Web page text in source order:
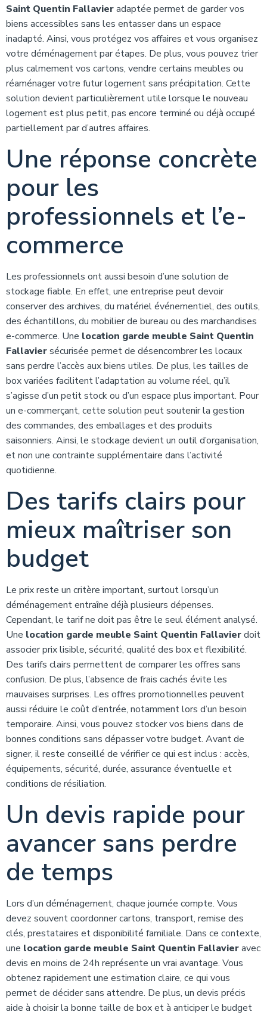
Saint Quentin Fallavieradaptée permet de garder vos
biens accessibles sans les entasser dans un espace
inadapté. Ainsi, vous protégez vos affaires et vous organisez
votre déménagement par étapes. De plus, vous pouvez trier
plus calmement vos cartons, vendre certains meubles ou
réaménager votre futur logement sans précipitation. Cette
solution devient particulièrement utile lorsque le nouveau
logement est plus petit, pas encore terminé ou déjà occupé
partiellement par d’autres affaires.
Une réponse concrète
pour les
professionnels et l’e-
commerce
Les professionnels ont aussi besoin d’une solution de
stockage fiable. En effet, une entreprise peut devoir
conserver des archives, du matériel événementiel, des outils,
des échantillons, du mobilier de bureau ou des marchandises
e-commerce. Une location garde meuble Saint Quentin
Fallaviersécurisée permet de désencombrer les locaux
sans perdre l’accès aux biens utiles. De plus, les tailles de
box variées facilitent l’adaptation au volume réel, qu’il
s’agisse d’un petit stock ou d’un espace plus important. Pour
un e-commerçant, cette solution peut soutenir la gestion
des commandes, des emballages et des produits
saisonniers. Ainsi, le stockage devient un outil d’organisation,
et non une contrainte supplémentaire dans l’activité
quotidienne.
Des tarifs clairs pour
mieux maîtriser son
budget
Le prix reste un critère important, surtout lorsqu’un
déménagement entraîne déjà plusieurs dépenses.
Cependant, le tarif ne doit pas être le seul élément analysé.
Une location garde meuble Saint Quentin Fallavierdoit
associer prix lisible, sécurité, qualité des box et flexibilité.
Des tarifs clairs permettent de comparer les offres sans
confusion. De plus, l’absence de frais cachés évite les
mauvaises surprises. Les offres promotionnelles peuvent
aussi réduire le coût d’entrée, notamment lors d’un besoin
temporaire. Ainsi, vous pouvez stocker vos biens dans de
bonnes conditions sans dépasser votre budget. Avant de
signer, il reste conseillé de vérifier ce qui est inclus : accès,
équipements, sécurité, durée, assurance éventuelle et
conditions de résiliation.
Un devis rapide pour
avancer sans perdre
de temps
Lors d’un déménagement, chaque journée compte. Vous
devez souvent coordonner cartons, transport, remise des
clés, prestataires et disponibilité familiale. Dans ce contexte,
une location garde meuble Saint Quentin Fallavieravec
devis en moins de 24h représente un vrai avantage. Vous
obtenez rapidement une estimation claire, ce qui vous
permet de décider sans attendre. De plus, un devis précis
aide à choisir la bonne taille de box et à anticiper le budget